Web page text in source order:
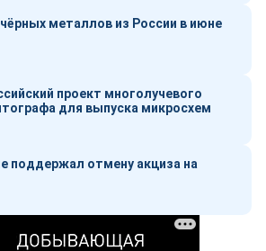
металлов из России в июне
проект многолучевого
для выпуска микросхем
поддержал отмену акциза на